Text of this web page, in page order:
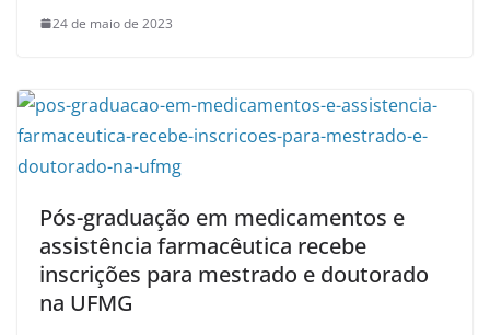
24 de maio de 2023
Pós-graduação em medicamentos e
assistência farmacêutica recebe
inscrições para mestrado e doutorado
na UFMG